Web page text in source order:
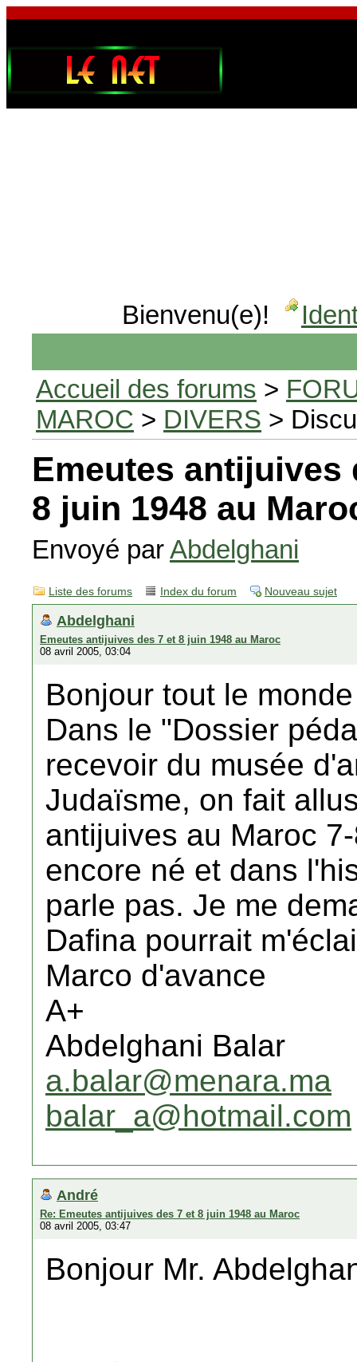
Bienvenu(e)!
Accueil des forums >
MAROC > DIVERS >
Emeutes antijuives
8 juin 1948 au
Envoyé parAbdelghani
Liste des forums Index du forum Nouveau sujet
Abdelghani
Emeutes antijuives des 7 et 8 juin 1948 au Maroc
08 avril 2005, 03:04
Bonjour tout le monde
Dans le "Dossier
recevoir du musée
Judaïsme, on fait
antijuives au Maroc
encore né et dans
parle pas. Je me
Dafina pourrait
Marco d'avance
A+
Abdelghani Balar
a.balar@menara.ma
balar_a@hotmail.com
André
Re: Emeutes antijuives des 7 et 8 juin 1948 au Maroc
08 avril 2005, 03:47
Bonjour Mr.